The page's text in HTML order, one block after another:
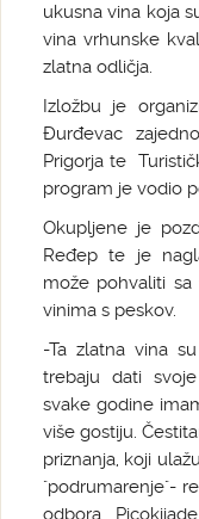
ukusna vina koja
vina vrhunske
zlatna odličja.
Izložbu je
Đurđevac
Prigorja te
program je vodio
Okupljene je
Ređep te je
može pohvaliti
vinima s peskov.
-Ta zlatna vina
trebaju dati
svake godine
više gostiju.
priznanja, koji
"podrumarenje"-
odbora